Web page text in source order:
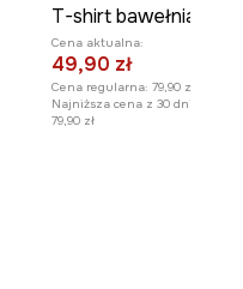
Cena aktualna:
49,90 zł
Cena regularna: 79,90 zł
Najniższa cena z 30 dni przed
79,90 zł